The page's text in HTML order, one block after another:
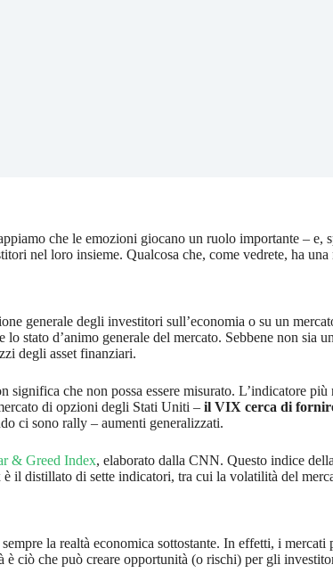
che le emozioni giocano un ruolo importante – e,
nel loro insieme. Qualcosa che, come vedrete, ha
generale degli investitori sull’economia o su un
lo stato d’animo generale del mercato. Sebbene non
degli asset finanziari.
significa che non possa essere misurato. L’indicatore
di opzioni degli Stati Uniti – il VIX cerca di
ci sono rally – aumenti generalizzati.
& Greed Index, elaborato dalla CNN. Questo indice
il distillato di sette indicatori, tra cui la volatilità del
la realtà economica sottostante. In effetti, i
è ciò che può creare opportunità (o rischi) per gli